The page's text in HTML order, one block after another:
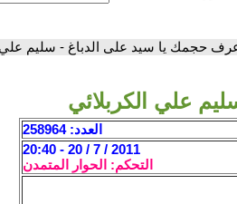
حجمك يا سيد على الدباغ - سليم علي
علي الكربلائي
العدد: 258964
2011 / 7 / 20 - 20:40
التحكم: الحوار المتمدن